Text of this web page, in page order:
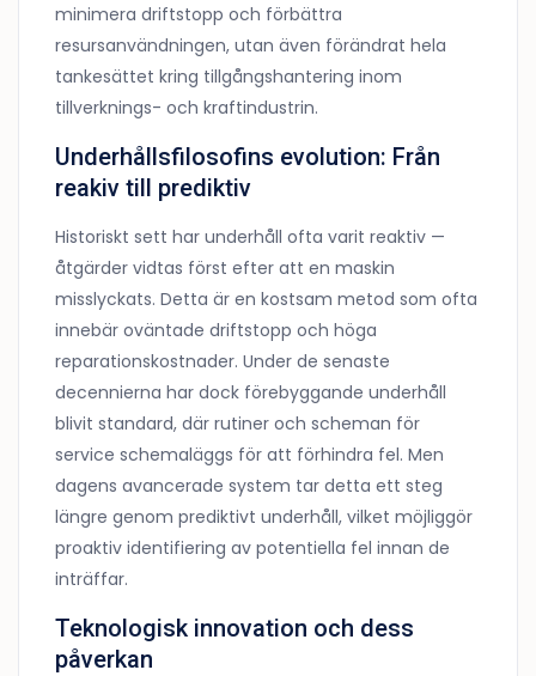
minimera driftstopp och förbättra
resursanvändningen, utan även förändrat hela
tankesättet kring tillgångshantering inom
tillverknings- och kraftindustrin.
Underhållsfilosofins evolution: Från
reakiv till prediktiv
Historiskt sett har underhåll ofta varit reaktiv —
åtgärder vidtas först efter att en maskin
misslyckats. Detta är en kostsam metod som ofta
innebär oväntade driftstopp och höga
reparationskostnader. Under de senaste
decennierna har dock förebyggande underhåll
blivit standard, där rutiner och scheman för
service schemaläggs för att förhindra fel. Men
dagens avancerade system tar detta ett steg
längre genomprediktivt underhåll, vilket möjliggör
proaktiv identifiering av potentiella fel innan de
inträffar.
Teknologisk innovation och dess
påverkan